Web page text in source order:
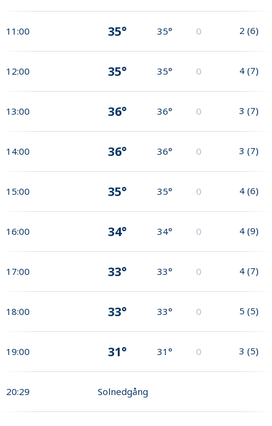
11:00 35° 35° 0 2 (6)
12:00 35° 35° 0 4 (7)
13:00 36° 36° 0 3 (7)
14:00 36° 36° 0 3 (7)
15:00 35° 35° 0 4 (6)
16:00 34° 34° 0 4 (9)
17:00 33° 33° 0 4 (7)
18:00 33° 33° 0 5 (5)
19:00 31° 31° 0 3 (5)
20:29 Solnedgång